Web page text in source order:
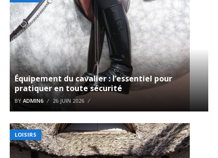
Équipement du cavalier : l’essentiel pour
pratiquer en toute sécurité
BY ADMIN6 26 JUIN 2026
LOISIRS